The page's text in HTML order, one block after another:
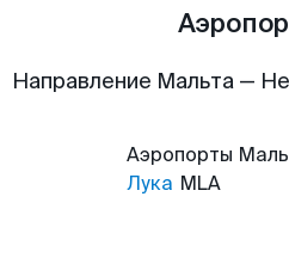
Направление Мальта —
Аэропорты
Лука MLA